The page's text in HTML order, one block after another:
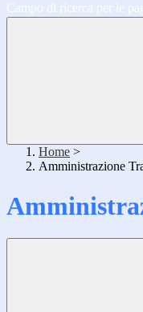
Campo di ricerca per le
Home >
Amministrazione